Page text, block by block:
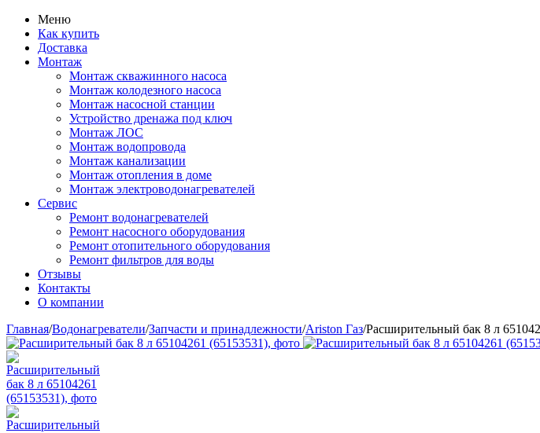
Меню
Как купить
Доставка
Монтаж
Монтаж скважинного насоса
Монтаж колодезного насоса
Монтаж насосной станции
Устройство дренажа под ключ
Монтаж ЛОС
Монтаж водопровода
Монтаж канализации
Монтаж отопления в доме
Монтаж электроводонагревателей
Сервис
Ремонт водонагревателей
Ремонт насосного оборудования
Ремонт отопительного оборудования
Ремонт фильтров для воды
Отзывы
Контакты
О компании
Главная/Водонагреватели/Запчасти и принадлежности/Ariston Газ/Расширительный бак 8 л